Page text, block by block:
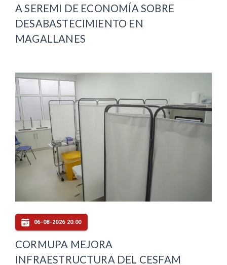
A SEREMI DE ECONOMÍA SOBRE
DESABASTECIMIENTO EN
MAGALLANES
06-08-2026 20:00
CORMUPA MEJORA
INFRAESTRUCTURA DEL CESFAM